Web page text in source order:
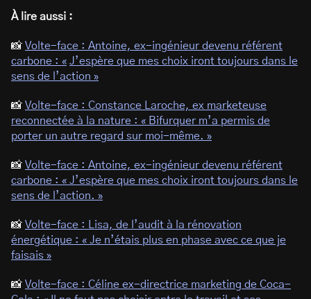
À lire aussi :
📸 Volte-face : Antoine, ex-ingénieur devenu référent
carbone : « J’espère que mes choix iront toujours dans le
sens de l’action »
📸 Volte-face : Constance Laroche, ex marketeuse
reconnectée à la nature : « Bifurquer m’a permis de
porter un autre regard sur moi-même. »
📸 Volte-face : Antoine, ex-ingénieur devenu référent
carbone : « J’espère que mes choix iront toujours dans le
sens de l’action. »
📸 Volte-face : Lisa, de l’audit à la rénovation
énergétique : « Je n’étais plus en phase avec ce que je
faisais »
📸 Volte-face : Céline ex-directrice marketing de Coca-